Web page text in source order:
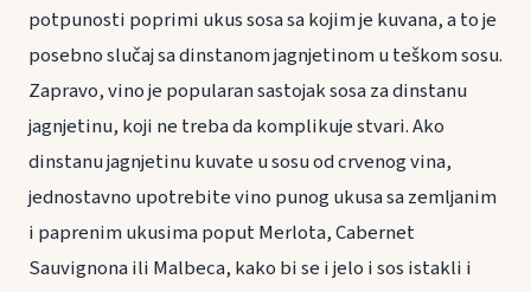
potpunosti poprimi ukus sosa sa kojim je kuvana, a to je
posebno slučaj sa dinstanom jagnjetinom u teškom sosu.
Zapravo, vino je popularan sastojak sosa za dinstanu
jagnjetinu, koji ne treba da komplikuje stvari. Ako
dinstanu jagnjetinu kuvate u sosu od crvenog vina,
jednostavno upotrebite vino punog ukusa sa zemljanim
i paprenim ukusima poput Merlota, Cabernet
Sauvignona ili Malbeca, kako bi se i jelo i sos istakli i